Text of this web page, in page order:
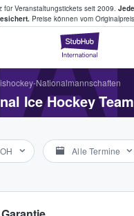
für Veranstaltungstickets seit 2009.
Preise können vom
kaufen &
Nationalmannschaften
Ice Hockey
Alle Termine